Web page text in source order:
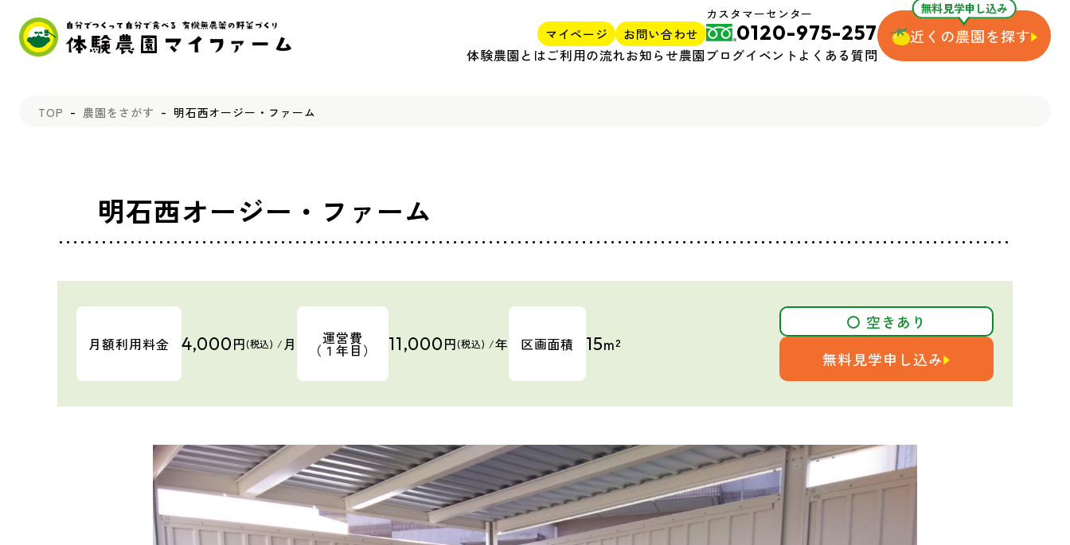
マイページ お問い合わせ
カスタマーセンター
0120-975-257
体験農園とはご利用の流れお知らせ農園ブログイベントよくある質問
無料見学申し込み
近くの農園を探す
TOP 農園をさがす 明石西オージー・ファーム
明石西オージー・ファーム
月額利用料金 4,000円(税込) /月 運営費
（１年目） 11,000円(税込) /年 区画面積 15m²
〇 空きあり
無料見学申し込み